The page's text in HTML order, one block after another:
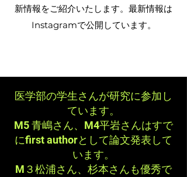
新情報をご紹介いたします。最新情報は
Instagramで公開しています。
医学部の学生さんが研究に参加し
ています。
​M5 青嶋さん、M4平岩さんはすで
にfirst authorとして論文発表して
います。
M３松浦さん、杉本さんも優秀で